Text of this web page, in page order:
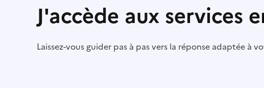
J'accède aux services
Laissez-vous guider pas à pas vers la réponse adaptée à